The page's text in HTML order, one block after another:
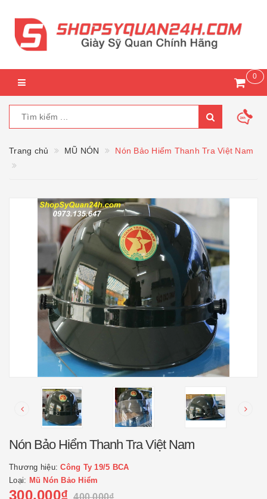
0
Trang chủ MŨ NÓN Nón Bảo Hiểm Thanh Tra Việt Nam
Nón Bảo Hiểm Thanh Tra Việt Nam
Thương hiệu:Công Ty 19/5 BCA
Loại: Mũ Nón Bảo Hiểm
300.000₫ 400.000₫